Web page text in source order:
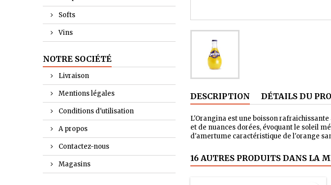
Softs
Vins
NOTRE SOCIÉTÉ
Livraison
Mentions légales
Conditions d'utilisation
A propos
Contactez-nous
Magasins
DESCRIPTION DÉTAILS DU
L'Orangina est une boisson
et de nuances dorées, évoquant le soleil
d'amertume caractéristique de l'orange
16 AUTRES PRODUITS DANS LA